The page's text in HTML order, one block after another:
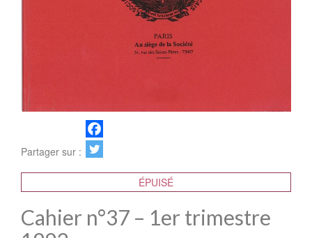
Partager sur :
ÉPUISÉ
Cahier n°37 – 1er trimestre